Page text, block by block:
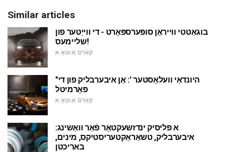
Similar articles
בוגאַטטי ווייראָן סופּערספּאָרט - די ווייַטער פון
שליימעס!
קאַרס אַוטאָ א
"היונדאַי וועלאָסטער ': אַן איבערבליק פון די
פאָרמיטל
קאַרס אַוטאָ א
א פליסיק ינדזשעקטאָר פֿאַר וואַשינג:
איבערבליק, טשאַראַקטעריסטיקס, מינים,
באריכטן